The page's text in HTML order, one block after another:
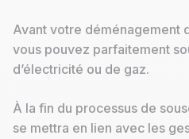
Avant votre déménagement
vous pouvez parfaitement
d’électricité ou de gaz.
À la fin du processus de
se mettra en lien avec les